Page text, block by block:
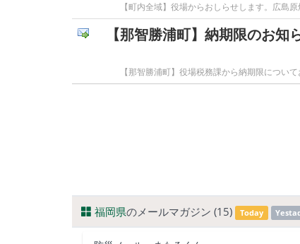
【町内全域】役場からおしらせします。広島
【那智勝浦町】納期限のお知
【那智勝浦町】役場税務課から納期限につい
福岡県のメールマガジン (15) Today